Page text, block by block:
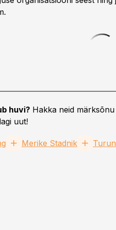
huvi? Hakka neid
uut!
Merike Stadnik